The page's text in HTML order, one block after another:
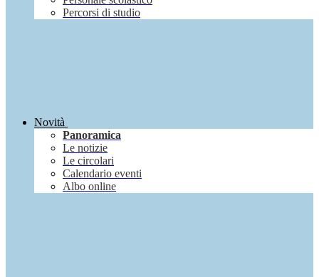
Percorsi di studio
Novità
Panoramica
Le notizie
Le circolari
Calendario eventi
Albo online